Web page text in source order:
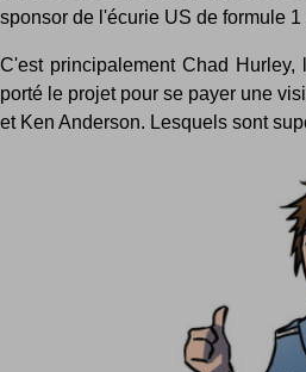
sponsor de l'écurie US de formule
C'est principalement Chad
porté le projet pour se payer une
et Ken Anderson. Lesquels sont